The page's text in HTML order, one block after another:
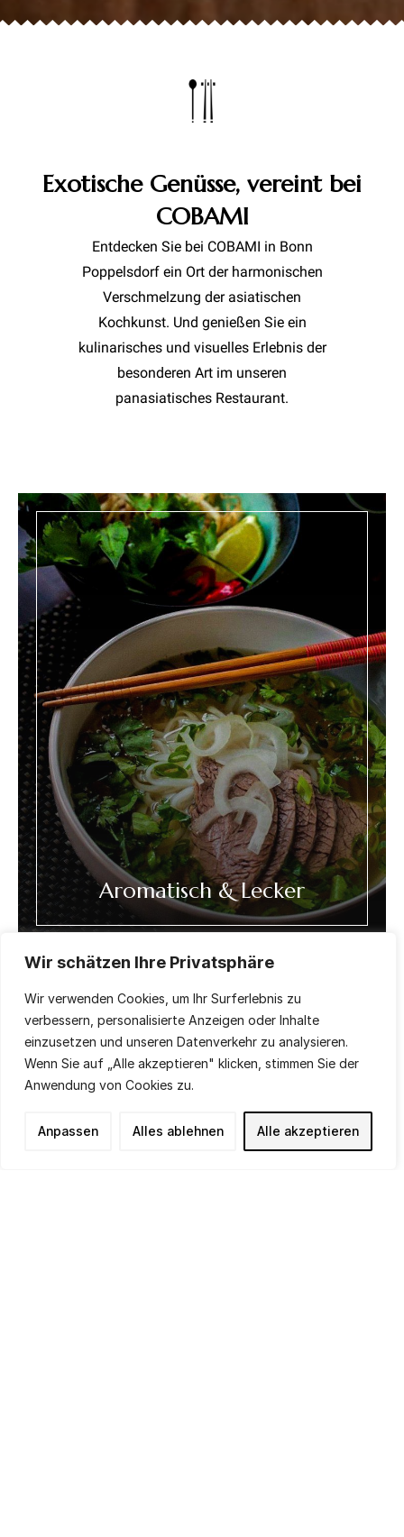
Wir schätzen Ihre Privatsphäre
Wir verwenden Cookies, um Ihr Surferlebnis zu
verbessern, personalisierte Anzeigen oder Inhalte
einzusetzen und unseren Datenverkehr zu analysieren.
Wenn Sie auf „Alle akzeptieren" klicken, stimmen Sie der
Anwendung von Cookies zu.
Anpassen Alles ablehnen Alle akzeptieren
Exotische Genüsse, vereint bei
COBAMI
Entdecken Sie bei COBAMI in Bonn
Poppelsdorf ein Ort der harmonischen
Verschmelzung der asiatischen
Kochkunst. Und genießen Sie ein
kulinarisches und visuelles Erlebnis der
besonderen Art im unseren
panasiatisches Restaurant.
Aromatisch & Lecker